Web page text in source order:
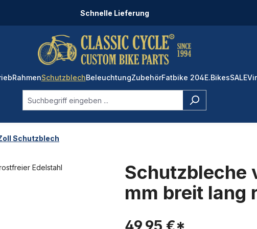
Schnelle Lieferung
RahmenSchutzblechBeleuchtungZubehörFatbike 204E.BikesSALE
Schutzblech
Schutzbleche
mm breit lang